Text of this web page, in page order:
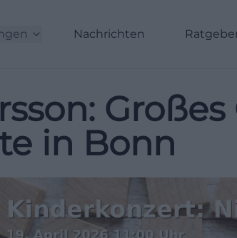
Nachrichten
in Bonn